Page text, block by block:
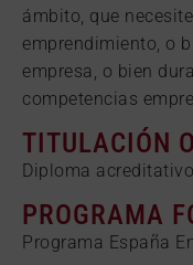
ámbito, que
emprendimiento, o
empresa, o bien
competencias
TITULACIÓN
Diploma acreditativo
PROGRAMA
Programa España